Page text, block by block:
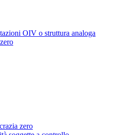
OIV o struttura analoga
zero